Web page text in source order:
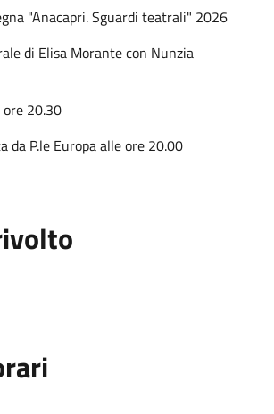
"Anacapri. Sguardi teatrali" 2026
di Elisa Morante con Nunzia
ore 20.30
da P.le Europa alle ore 20.00